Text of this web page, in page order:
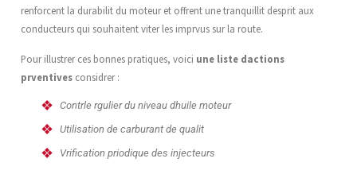
renforcent la durabilit du moteur et offrent une tranquillit desprit aux
conducteurs qui souhaitent viter les imprvus sur la route.
Pour illustrer ces bonnes pratiques, voici une liste dactions
prventivesconsidrer :
Contrle rgulier du niveau dhuile moteur
Utilisation de carburant de qualit
Vrification priodique des injecteurs